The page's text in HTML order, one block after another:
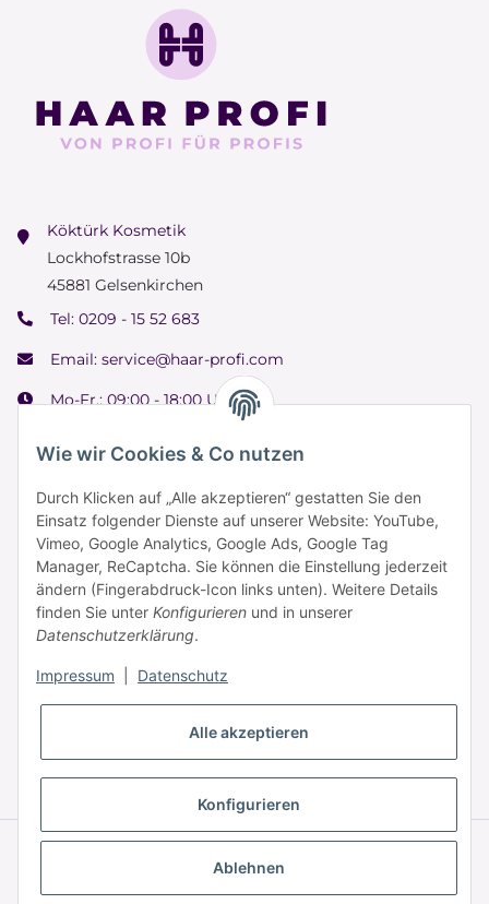
Wie wir Cookies & Co nutzen
Durch Klicken auf „Alle akzeptieren“ gestatten Sie den
Einsatz folgender Dienste auf unserer Website: YouTube,
Vimeo, Google Analytics, Google Ads, Google Tag
Manager, ReCaptcha. Sie können die Einstellung jederzeit
ändern (Fingerabdruck-Icon links unten). Weitere Details
finden Sie unter Konfigurieren und in unserer
Datenschutzerklärung.
Impressum Datenschutz
Alle akzeptieren
Konfigurieren
Ablehnen
Köktürk Kosmetik
Lockhofstrasse 10b
45881 Gelsenkirchen
Tel: 0209 - 15 52 683
Email: service@haar-profi.com
Mo-Fr.: 09:00 - 18:00 Uhr
Samstag: 09:00 - 15:00 Uhr
Informationen
Zahlung & Versand
© © 2025 HAAR PROFI – A brand of Novon Professional GmbH
JTL-Shop|FIRE JTL-Shop Template